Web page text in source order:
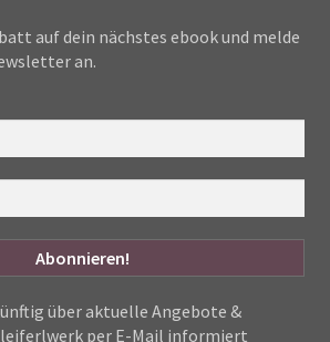
auf dein nächstes ebook und melde
an.
über aktuelle Angebote &
per E-Mail informiert